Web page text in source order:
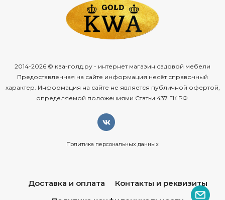
2014-2026 © ква-голд.ру - интернет магазин садовой мебели
Предоставленная на сайте информация несёт справочный
характер. Информация на сайте не является публичной офертой,
определяемой положениями Статьи 437 ГК РФ.
Политика персональных данных
Доставка и оплата
Контакты и реквизиты